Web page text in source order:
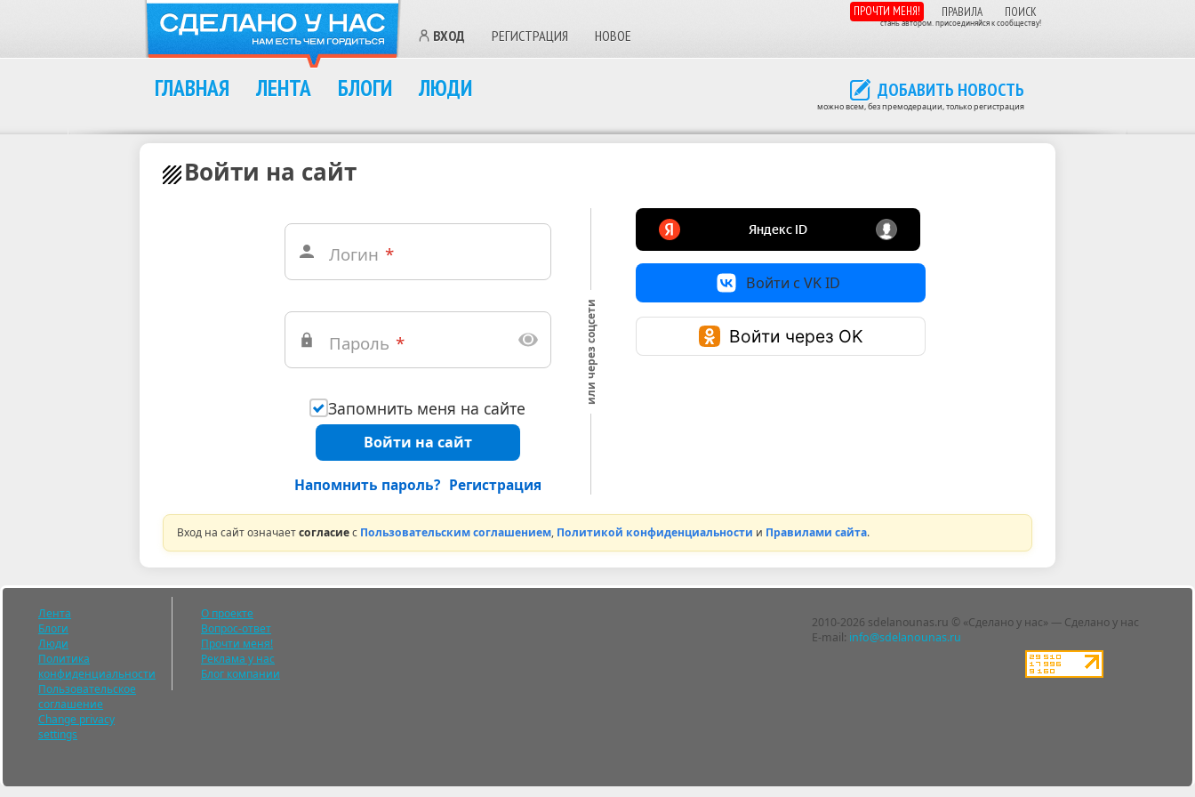
ВХОД РЕГИСТРАЦИЯ НОВОЕ
ПРОЧТИ МЕНЯ! ПРАВИЛА ПОИСК
стань автором. присоединяйся к сообществу!
ДОБАВИТЬ НОВОСТЬ
можно всем, без премодерации, только регистрация
ГЛАВНАЯ ЛЕНТА БЛОГИ ЛЮДИ
Войти на сайт
Логин *
Пароль *
Запомнить меня на сайте
Войти на сайт
Напомнить пароль? Регистрация
или через соцсети
Войти с VK ID
Войти через OK
Вход на сайт означаетсогласиес Пользовательским соглашением, Политикой конфиденциальности и Правилами сайта.
2010-2026 sdelanounas.ru © «Сделано у нас» — Сделано у нас
E-mail: info@sdelanounas.ru
Лента
Блоги
Люди
Политика
конфиденциальности
Пользовательское
соглашение
Change privacy
settings
О проекте
Вопрос-ответ
Прочти меня!
Реклама у нас
Блог компании